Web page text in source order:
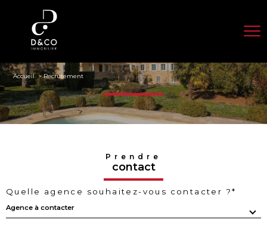
Accueil Recrutement
Prendre
contact
Quelle agence souhaitez-vous contacter ?*
Agence à contacter